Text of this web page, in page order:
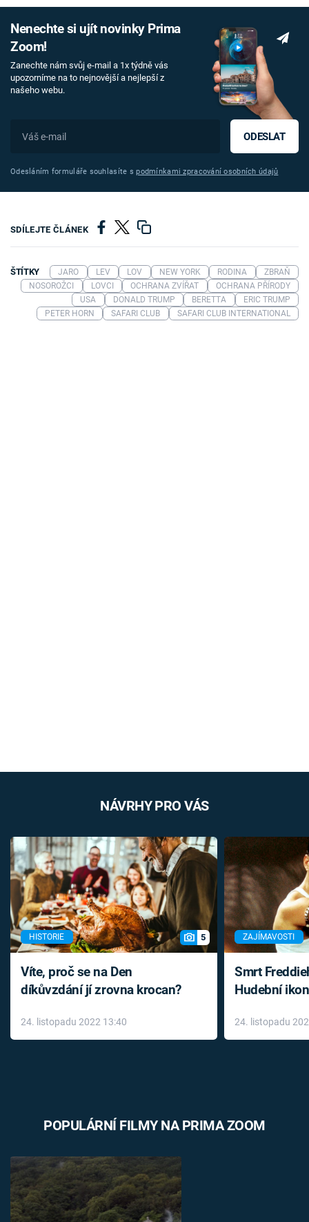
Nenechte si ujít novinky Prima
Zoom!
Zanechte nám svůj e-mail a 1x týdně vás
upozorníme na to nejnovější a nejlepší z
našeho webu.
ODESLAT
Odesláním formuláře souhlasíte spodmínkami zpracování osobních údajů
SDÍLEJTE ČLÁNEK
ŠTÍTKY JARO LEV LOV NEW YORK RODINA
ZBRAŇ
NOSOROŽCI
LOVCI OCHRANA ZVÍŘAT
OCHRANA PŘÍRODY
USA
DONALD TRUMP BERETTA
ERIC TRUMP
PETER HORN
SAFARI CLUB SAFARI CLUB INTERNATIONAL
NÁVRHY PRO VÁS
HISTORIE 5
Víte, proč se na Den
díkůvzdání jí zrovna krocan?
24. listopadu 2022 13:40
ZAJÍMAVOSTI
Smrt
Hudební
léky
24. listopadu
POPULÁRNÍ FILMY NA PRIMA ZOOM